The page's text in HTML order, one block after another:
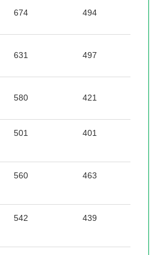
674 494
631 497
580 421
501 401
560 463
542 439